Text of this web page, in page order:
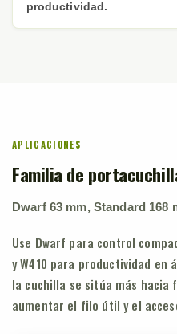
productividad.
APLICACIONES
Familia de
Dwarf 63 mm, Standard 168
Use Dwarf para control
y W410 para productividad en
la cuchilla se sitúa más hacia
aumentar el filo útil y el